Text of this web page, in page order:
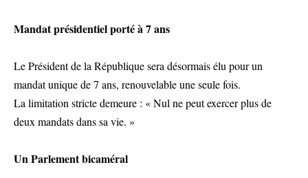
Mandat présidentiel porté à 7 ans
Le Président de la République sera désormais élu pour un
mandat unique de 7 ans, renouvelable une seule fois.
La limitation stricte demeure : « Nul ne peut exercer plus de
deux mandats dans sa vie. »
Un Parlement bicaméral